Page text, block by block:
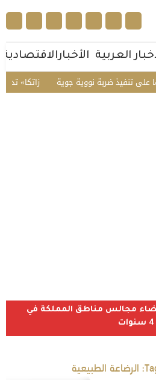
العربية الأخبارالاقتصادية
«زاتكا» تدعو تنفيذ ضربة نووية جوية
مجالس مناطق المملكة في
الرضاعة الطبيعية